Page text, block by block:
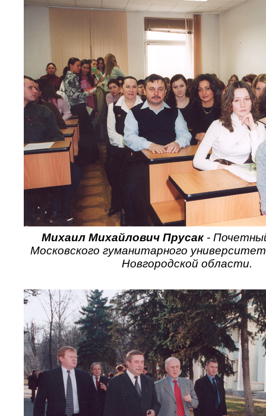
Михаил Михайлович Прусак-
Московского гуманитарного
Новгородской области.